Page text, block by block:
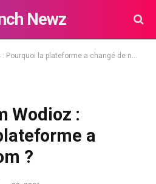
Newz
la plateforme a changé de nom ?
Wodioz :
a
?